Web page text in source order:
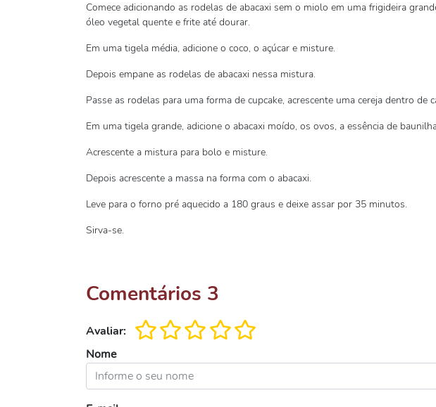
Comece adicionando as rodelas de abacaxi sem o miolo em uma frigideira
óleo vegetal quente e frite até dourar.
Em uma tigela média, adicione o coco, o açúcar e misture.
Depois empane as rodelas de abacaxi nessa mistura.
Passe as rodelas para uma forma de cupcake, acrescente uma cereja dentro de
Em uma tigela grande, adicione o abacaxi moído, os ovos, a essência de
Acrescente a mistura para bolo e misture.
Depois acrescente a massa na forma com o abacaxi.
Leve para o forno pré aquecido a 180 graus e deixe assar por 35 minutos.
Sirva-se.
Comentários 3
Avaliar:
Nome